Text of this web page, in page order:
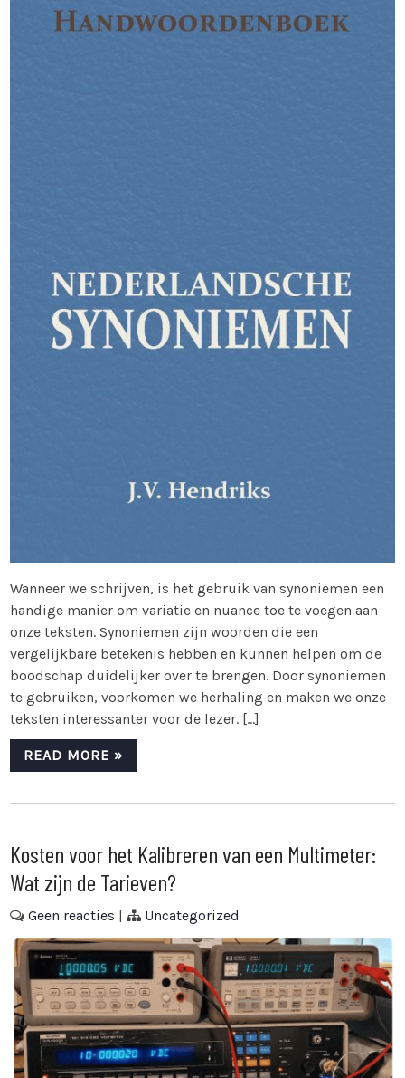
Wanneer we schrijven, is het gebruik van synoniemen een
handige manier om variatie en nuance toe te voegen aan
onze teksten. Synoniemen zijn woorden die een
vergelijkbare betekenis hebben en kunnen helpen om de
boodschap duidelijker over te brengen. Door synoniemen
te gebruiken, voorkomen we herhaling en maken we onze
teksten interessanter voor de lezer. […]
READ MORE »
Kosten voor het Kalibreren van een Multimeter:
Wat zijn de Tarieven?
Geen reacties | Uncategorized